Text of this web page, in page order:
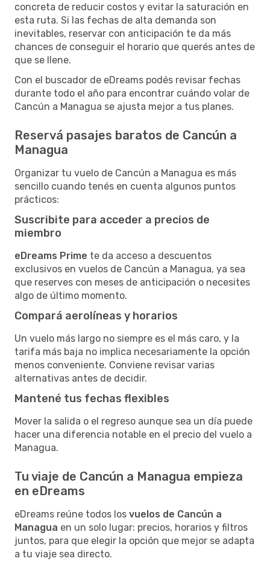
concreta de reducir costos y evitar la saturación en
esta ruta. Si las fechas de alta demanda son
inevitables, reservar con anticipación te da más
chances de conseguir el horario que querés antes de
que se llene.
Con el buscador de eDreams podés revisar fechas
durante todo el año para encontrar cuándo volar de
Cancún a Managua se ajusta mejor a tus planes.
Reservá pasajes baratos de Cancún a
Managua
Organizar tu vuelo de Cancún a Managua es más
sencillo cuando tenés en cuenta algunos puntos
prácticos:
Suscribite para acceder a precios de
miembro
eDreams Prime te da acceso a descuentos
exclusivos en vuelos de Cancún a Managua, ya sea
que reserves con meses de anticipación o necesites
algo de último momento.
Compará aerolíneas y horarios
Un vuelo más largo no siempre es el más caro, y la
tarifa más baja no implica necesariamente la opción
menos conveniente. Conviene revisar varias
alternativas antes de decidir.
Mantené tus fechas flexibles
Mover la salida o el regreso aunque sea un día puede
hacer una diferencia notable en el precio del vuelo a
Managua.
Tu viaje de Cancún a Managua empieza
en eDreams
eDreams reúne todos los vuelos de Cancún a
Managua en un solo lugar: precios, horarios y filtros
juntos, para que elegir la opción que mejor se adapta
a tu viaje sea directo.